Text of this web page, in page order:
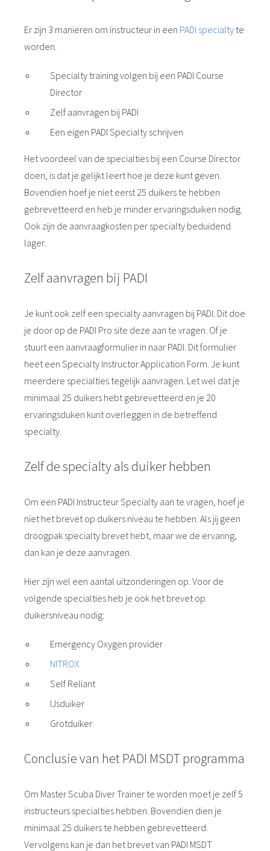
Er zijn 3 manieren om instructeur in een PADI specialty te
worden.
Specialty training volgen bij een PADI Course
Director
Zelf aanvragen bij PADI
Een eigen PADI Specialty schrijven
Het voordeel van de specialties bij een Course Director
doen, is dat je gelijkt leert hoe je deze kunt geven.
Bovendien hoef je niet eerst 25 duikers te hebben
gebrevetteerd en heb je minder ervaringsduiken nodig.
Ook zijn de aanvraagkosten per specialty beduidend
lager.
Zelf aanvragen bij PADI
Je kunt ook zelf een specialty aanvragen bij PADI. Dit doe
je door op de PADI Pro site deze aan te vragen. Of je
stuurt een aanvraagformulier in naar PADI. Dit formulier
heet een Specialty Instructor Application Form. Je kunt
meerdere specialties tegelijk aanvragen. Let wel dat je
minimaal 25 duikers hebt gebrevetteerd en je 20
ervaringsduken kunt overleggen in de betreffend
specialty.
Zelf de specialty als duiker hebben
Om een PADI Instructeur Specialty aan te vragen, hoef je
niet het brevet op duikers niveau te hebben. Als jij geen
droogpak specialty brevet hebt, maar we de ervaring,
dan kan je deze aanvragen.
Hier zijn wel een aantal uitzonderingen op. Voor de
volgende specialties heb je ook het brevet op
duikersniveau nodig:
Emergency Oxygen provider
NITROX
Self Reliant
IJsduiker
Grotduiker
Conclusie van het PADI MSDT programma
Om Master Scuba Diver Trainer te worden moet je zelf 5
instructeurs specialties hebben. Bovendien dien je
minimaal 25 duikers te hebben gebrevetteerd.
Vervolgens kan je dan het brevet van PADI MSDT